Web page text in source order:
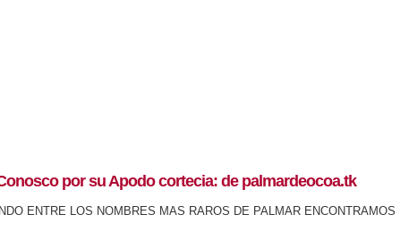
por su Apodo cortecia: de palmardeocoa.tk
ENTRE LOS NOMBRES MAS RAROS DE PALMAR ENCONTRAMOS